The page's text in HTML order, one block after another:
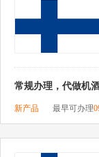
常规办理，代做机
新产品 最早可办理